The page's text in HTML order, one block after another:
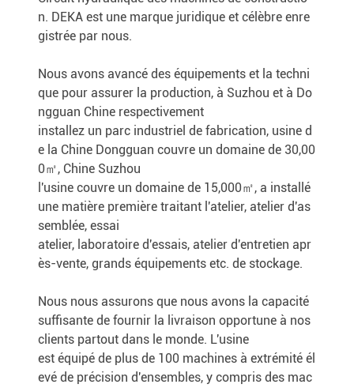
n. DEKA est une marque juridique et célèbre enre
gistrée par nous.
Nous avons avancé des équipements et la techni
que pour assurer la production, à Suzhou et à Do
ngguan Chine respectivement
installez un parc industriel de fabrication, usine d
e la Chine Dongguan couvre un domaine de 30,00
0㎡, Chine Suzhou
l'usine couvre un domaine de 15,000㎡, a installé
une matière première traitant l'atelier, atelier d'as
semblée, essai
atelier, laboratoire d'essais, atelier d'entretien apr
ès-vente, grands équipements etc. de stockage.
Nous nous assurons que nous avons la capacité
suffisante de fournir la livraison opportune à nos
clients partout dans le monde. L'usine
est équipé de plus de 100 machines à extrémité él
evé de précision d'ensembles, y compris des mac